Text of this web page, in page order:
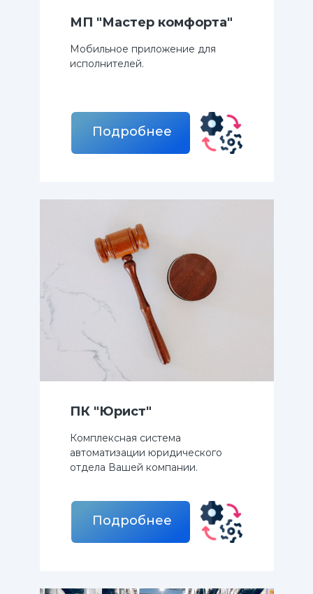
МП "Мастер комфорта"
Мобильное приложение для
исполнителей.
Подробнее
ПК "Юрист"
Комплексная система
автоматизации юридического
отдела Вашей компании.
Подробнее